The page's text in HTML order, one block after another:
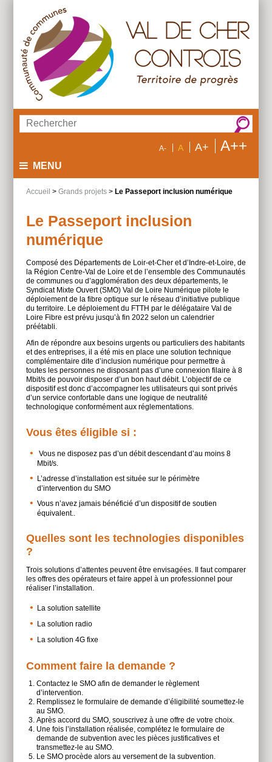
menu
contenu
recherche
Rechercher :
A- A A+ A++
MENU
Accueil > Grands projets> Le Passeport inclusion numérique
Le Passeport inclusion
numérique
Composé des Départements de Loir-et-Cher et d’Indre-et-Loire, de
la Région Centre-Val de Loire et de l’ensemble des Communautés
de communes ou d’agglomération des deux départements, le
Syndicat Mixte Ouvert (SMO) Val de Loire Numérique pilote le
déploiement de la fibre optique sur le réseau d’initiative publique
du territoire. Le déploiement du FTTH par le délégataire Val de
Loire Fibre est prévu jusqu’à fin 2022 selon un calendrier
préétabli.
Afin de répondre aux besoins urgents ou particuliers des habitants
et des entreprises, il a été mis en place une solution technique
complémentaire dite d’inclusion numérique pour permettre à
toutes les personnes ne disposant pas d’une connexion filaire à 8
Mbit/s de pouvoir disposer d’un bon haut débit. L’objectif de ce
dispositif est donc d’accompagner les utilisateurs qui sont privés
d’un service confortable dans une logique de neutralité
technologique conformément aux réglementations.
Vous êtes éligible si :
Vous ne disposez pas d’un débit descendant d’au moins 8
Mbit/s.
L’adresse d’installation est située sur le périmètre
d’intervention du SMO
Vous n’avez jamais bénéficié d’un dispositif de soutien
équivalent..
Quelles sont les technologies disponibles
?
Trois solutions d’attentes peuvent être envisagées. Il faut comparer
les offres des opérateurs et faire appel à un professionnel pour
réaliser l’installation.
La solution satellite
La solution radio
La solution 4G fixe
Comment faire la demande ?
Contactez le SMO afin de demander le règlement
d’intervention.
Remplissez le formulaire de demande d’éligibilité soumettez-le
au SMO.
Après accord du SMO, souscrivez à une offre de votre choix.
Une fois l’installation réalisée, complétez le formulaire de
demande de subvention avec les pièces justificatives et
transmettez-le au SMO.
Le SMO procède alors au versement de la subvention.